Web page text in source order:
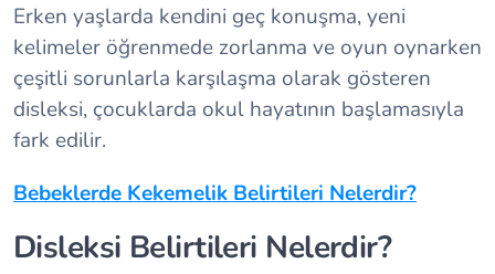
Erken yaşlarda kendini geç konuşma, yeni
kelimeler öğrenmede zorlanma ve oyun oynarken
çeşitli sorunlarla karşılaşma olarak gösteren
disleksi, çocuklarda okul hayatının başlamasıyla
fark edilir.
Bebeklerde Kekemelik Belirtileri Nelerdir?
Disleksi Belirtileri Nelerdir?